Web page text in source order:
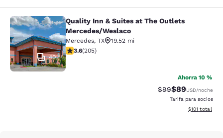
Quality Inn & Suites at The Outlets
40
Quality Inn & Suites at The Outlets
Mercedes/Weslaco
Mercedes, TX
19.52 mi
calificación de 3.56 estrellas. Bueno. 205 reseñas
3.6(205)
Ahorra 10 %
Precio tachado:
$99Precio con
$89USD/noche
Tarifa para socios
Ver detalles
$101 total